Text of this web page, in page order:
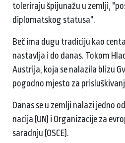
toleriraju špijunažu u zemlji,
diplomatskog statusa".
Beč ima dugu tradiciju kao
nastavlja i do danas. Tokom
Austrija, koja se nalazila blizu
pogodno mjesto za
Danas se u zemlji nalazi jedno
nacija (UN) i Organizacije za
saradnju (OSCE).